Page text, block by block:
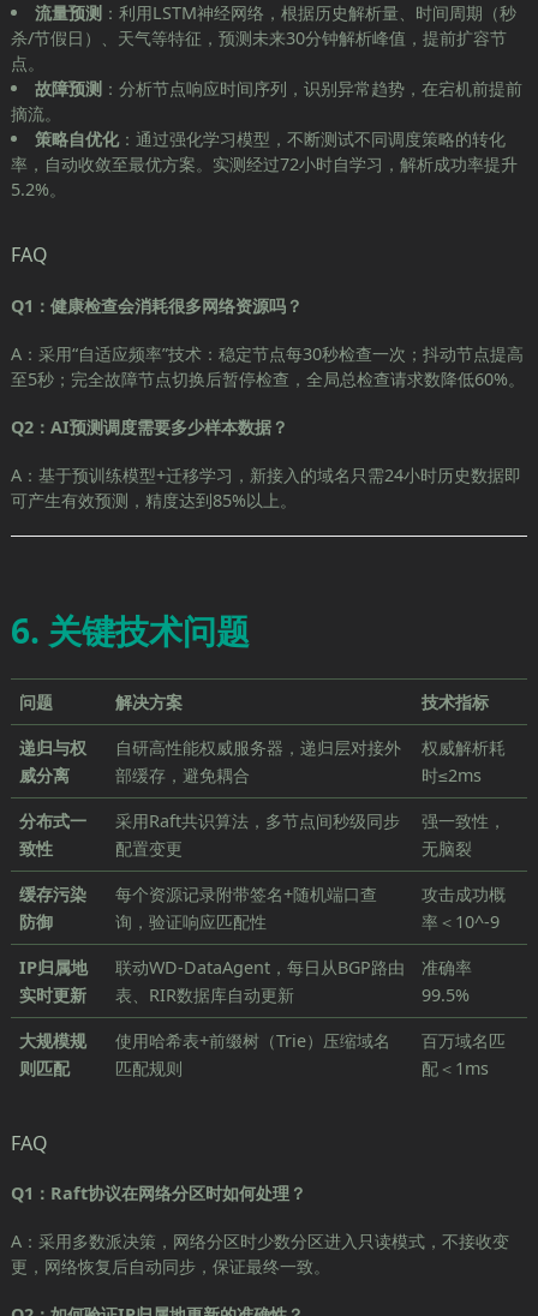
流量预测 ：利用LSTM神经网络，根据历史解析量、时间周期（秒
杀/节假日）、天气等特征，预测未来30分钟解析峰值，提前扩容节
点。
故障预测 ：分析节点响应时间序列，识别异常趋势，在宕机前提前
摘流。
策略自优化：通过强化学习模型，不断测试不同调度策略的转化
率，自动收敛至最优方案。实测经过72小时自学习，解析成功率提升
5.2%。
FAQ
Q1：健康检查会消耗很多网络资源吗？
A：采用“自适应频率”技术：稳定节点每30秒检查一次；抖动节点提高
至5秒；完全故障节点切换后暂停检查，全局总检查请求数降低60%。
Q2：AI预测调度需要多少样本数据？
A：基于预训练模型+迁移学习，新接入的域名只需24小时历史数据即
可产生有效预测，精度达到85%以上。
6. 关键技术问题
问题 解决方案
技术指标
递归与权
威分离
自研高性能权威服务器，递归层对接外
部缓存，避免耦合
权威解析耗
时≤2ms
分布式一
致性
采用Raft共识算法，多节点间秒级同步
配置变更
强一致性，
无脑裂
缓存污染
防御
每个资源记录附带签名+随机端口查
询，验证响应匹配性
攻击成功概
率＜10^-9
IP归属地
实时更新
联动WD-DataAgent，每日从BGP路由
表、RIR数据库自动更新
准确率
99.5%
大规模规
则匹配
使用哈希表+前缀树（Trie）压缩域名
匹配规则
百万域名匹
配＜1ms
FAQ
Q1：Raft协议在网络分区时如何处理？
A：采用多数派决策，网络分区时少数分区进入只读模式，不接收变
更，网络恢复后自动同步，保证最终一致。